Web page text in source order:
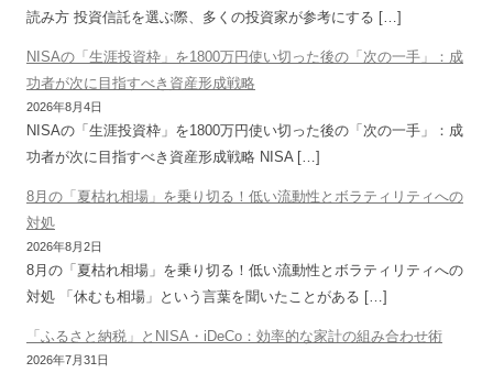
読み方 投資信託を選ぶ際、多くの投資家が参考にする […]
NISAの「生涯投資枠」を1800万円使い切った後の「次の一手」：成
功者が次に目指すべき資産形成戦略
2026年8月4日
NISAの「生涯投資枠」を1800万円使い切った後の「次の一手」：成
功者が次に目指すべき資産形成戦略 NISA […]
8月の「夏枯れ相場」を乗り切る！低い流動性とボラティリティへの
対処
2026年8月2日
8月の「夏枯れ相場」を乗り切る！低い流動性とボラティリティへの
対処 「休むも相場」という言葉を聞いたことがある […]
「ふるさと納税」とNISA・iDeCo：効率的な家計の組み合わせ術
2026年7月31日